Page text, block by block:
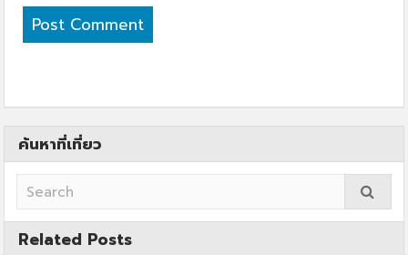
ค้นหาที่เที่ยว
Related Posts